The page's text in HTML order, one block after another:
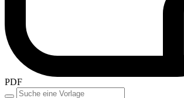
PDF